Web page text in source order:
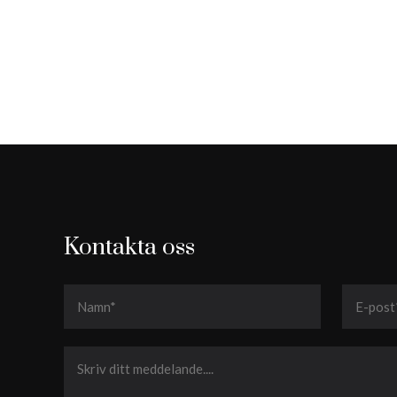
Kontakta oss